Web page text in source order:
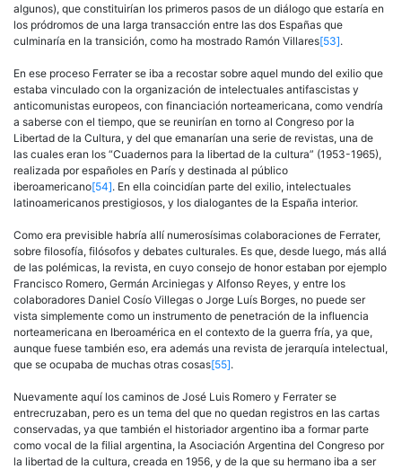
algunos), que constituirían los primeros pasos de un diálogo que estaría en
los pródromos de una larga transacción entre las dos Españas que
culminaría en la transición, como ha mostrado Ramón Villares[53].
En ese proceso Ferrater se iba a recostar sobre aquel mundo del exilio que
estaba vinculado con la organización de intelectuales antifascistas y
anticomunistas europeos, con financiación norteamericana, como vendría
a saberse con el tiempo, que se reunirían en torno al Congreso por la
Libertad de la Cultura, y del que emanarían una serie de revistas, una de
las cuales eran los “Cuadernos para la libertad de la cultura” (1953-1965),
realizada por españoles en París y destinada al público
iberoamericano[54]. En ella coincidían parte del exilio, intelectuales
latinoamericanos prestigiosos, y los dialogantes de la España interior.
Como era previsible habría allí numerosísimas colaboraciones de Ferrater,
sobre filosofía, filósofos y debates culturales. Es que, desde luego, más allá
de las polémicas, la revista, en cuyo consejo de honor estaban por ejemplo
Francisco Romero, Germán Arciniegas y Alfonso Reyes, y entre los
colaboradores Daniel Cosío Villegas o Jorge Luís Borges, no puede ser
vista simplemente como un instrumento de penetración de la influencia
norteamericana en Iberoamérica en el contexto de la guerra fría, ya que,
aunque fuese también eso, era además una revista de jerarquía intelectual,
que se ocupaba de muchas otras cosas[55].
Nuevamente aquí los caminos de José Luis Romero y Ferrater se
entrecruzaban, pero es un tema del que no quedan registros en las cartas
conservadas, ya que también el historiador argentino iba a formar parte
como vocal de la filial argentina, la Asociación Argentina del Congreso por
la libertad de la cultura, creada en 1956, y de la que su hermano iba a ser